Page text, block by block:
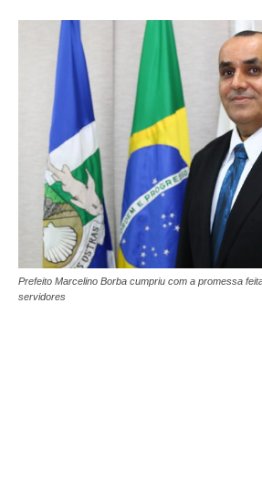
Prefeito Marcelino Borba cumpriu com a promessa
servidores